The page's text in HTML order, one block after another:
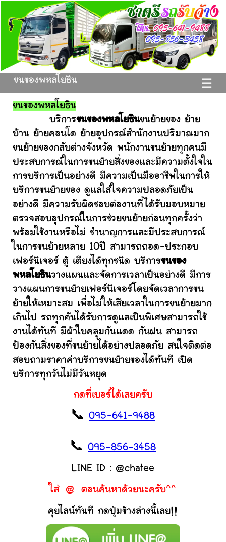
☰
ขนของพหลโยธิน
ขนของพหลโยธิน
บริการขนของพหลโยธินขนย้ายของ ย้าย
บ้าน ย้ายคอนโด ย้ายอุปกรณ์สำนักงานปริมาณมาก
ขนย้ายของกลับต่างจังหวัด พนักงานขนย้ายทุกคนมี
ประสบการณ์ในการขนย้ายสิ่งของและมีความตั้งใจใน
การบริการเป็นอย่างดี มีความเป็นมืออาชีพในการให้
บริการขนย้ายของ ดูแลใส่ใจความปลอดภัยเป็น
อย่างดี มีความรับผิดชอบต่องานที่ได้รับมอบหมาย
ตรวจสอบอุปกรณ์ในการช่วยขนย้ายก่อนทุกครั้งว่า
พร้อมใช้งานหรือไม่ ชำนาญการและมีประสบการณ์
ในการขนย้ายหลาย 10ปี สามารถถอด-ประกอบ
เฟอร์นิเจอร์ ตู้ เตียงได้ทุกชนิด บริการขนของ
พหลโยธินวางแผนและจัดการเวลาเป็นอย่างดี มีการ
วางแผนการขนย้ายเฟอร์นิเจอร์โดยจัดเวลาการขน
ย้ายให้เหมาะสม เพื่อไม่ให้เสียเวลาในการขนย้ายมาก
เกินไป รถทุกคันได้รับการดูแลเป็นพิเศษสามารถใช้
งานได้ทันที มีผ้าใบคลุมกันแดด กันฝน สามารถ
ป้องกันสิ่งของที่ขนย้ายได้อย่างปลอดภัย สนใจติดต่อ
สอบถามราคาค่าบริการขนย้ายของได้ทันที เปิด
บริการทุกวันไม่มีวันหยุด
กดที่เบอร์ได้เลยครับ
📞095-641-9488
📞095-856-3458
LINE ID : @chatee
ใส่ @ ตอนค้นหาด้วยนะครับ^^
คุยไลน์ทันที กดปุ่มข้างล่างนี้เลย!!